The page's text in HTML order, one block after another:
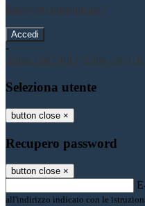
Password dimenticata?
-
Entra con SPID
Entra con CIE
Seleziona utente
button close ×
Recupero password
button close ×
all'indirizzo indicato con le istruzioni